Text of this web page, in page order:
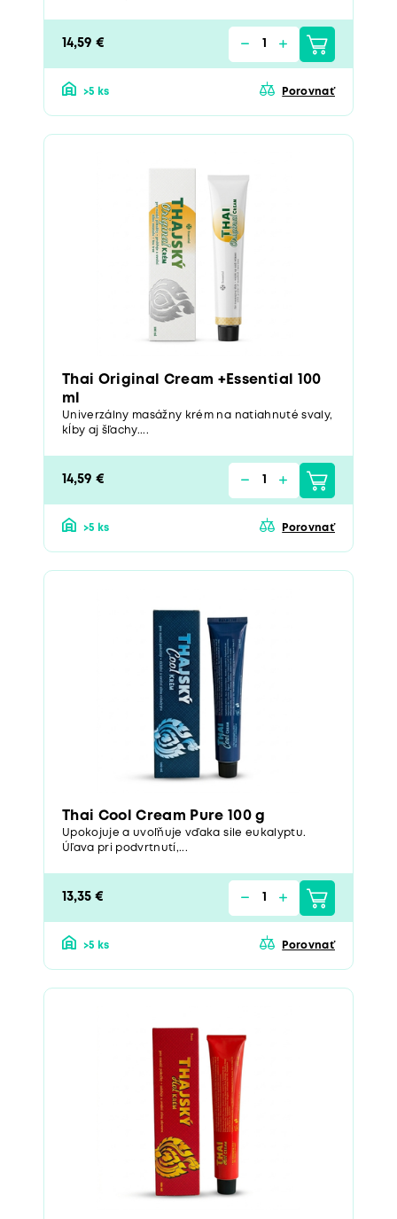
14,59 €
>5 ks Porovnať
Thai Original Cream +Essential 100
ml
Univerzálny masážny krém na natiahnuté svaly,
kĺby aj šľachy....
14,59 €
>5 ks Porovnať
Thai Cool Cream Pure 100 g
Upokojuje a uvoľňuje vďaka sile eukalyptu.
Úľava pri podvrtnutí,...
13,35 €
>5 ks Porovnať